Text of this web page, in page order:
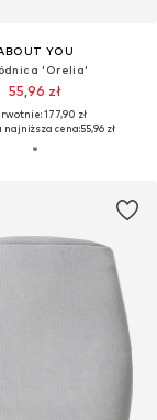
YOU
'Orelia'
55,96 zł
177,90 zł
cena:55,96 zł